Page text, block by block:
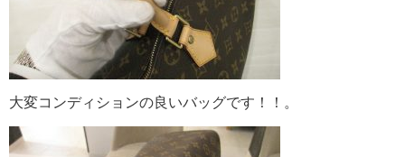
大変コンディションの良いバッグです！！。